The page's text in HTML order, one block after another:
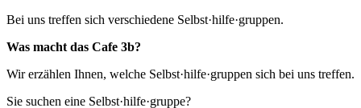
Bei uns treffen sich verschiedene Selbst·hilfe·gruppen.
Was macht das Cafe 3b?
Wir erzählen Ihnen, welche Selbst·hilfe·gruppen sich bei uns treffen.
Sie suchen eine Selbst·hilfe·gruppe?